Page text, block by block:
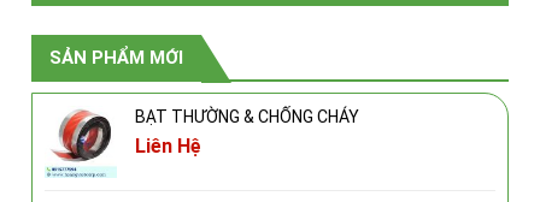
SẢN PHẨM MỚI
BẠT THƯỜNG & CHỐNG CHÁY
Liên Hệ